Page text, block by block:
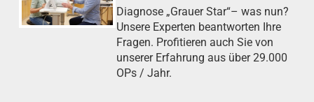
Diagnose „Grauer Star“– was nun?
Unsere Experten beantworten Ihre
Fragen. Profitieren auch Sie von
unserer Erfahrung aus über 29.000
OPs / Jahr.